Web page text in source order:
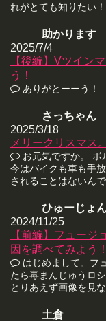
れがとても知りたい！
助かります
2025/7/4
【後編】Vツイン
う！
ありがとーーう！
さっちゃん
2025/3/18
メリークリスマス
お元気ですか。 ボ
今はバイクも車も手
されることはないんで
ひゅーじょ
2024/11/25
【前編】フュージ
因を調べてみよう！
はじめまして。フ
たら毒まんじゅうロ
とりあえず画像を見
土倉